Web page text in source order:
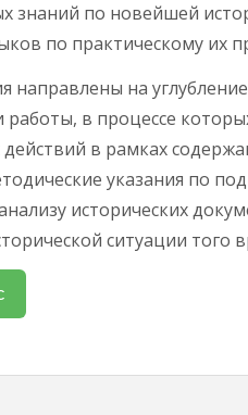
знаний по новейшей
по практическому их
направлены на
в процессе
в рамках
указания по
исторических
ситуации того